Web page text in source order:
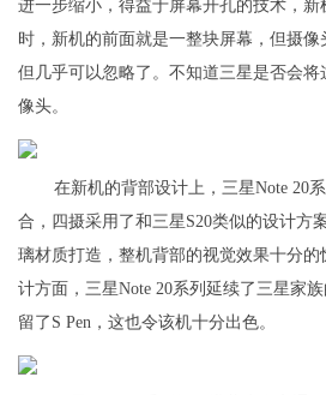
进一步缩小，得益于屏幕开孔的技术，
时，新机的前面就是一整块屏幕，但摄像
但几乎可以忽略了。不知道三星是否会
像头。
在新机的背部设计上，三星Note 20
合，四摄采用了和三星S20类似的设计方
璃材质打造，整机背部的视觉效果十分
计方面，三星Note 20系列延续了三星家
留了S Pen，这也令该机十分出色。